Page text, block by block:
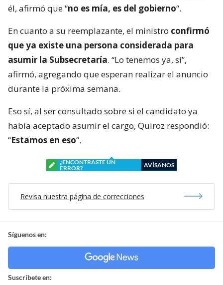
él, afirmó que “no es mía, es del gobierno“.
En cuanto a su reemplazante, el ministro confirmó
que ya existe una persona considerada para
asumir la Subsecretaría. “Lo tenemos ya, sí”,
afirmó, agregando que esperan realizar el anuncio
durante la próxima semana.
Eso sí, al ser consultado sobre si el candidato ya
había aceptado asumir el cargo, Quiroz respondió:
“Estamos en eso“.
¿ENCONTRASTE UN
ERROR?
AVÍSANOS
Revisa nuestra página de correcciones
Síguenos en:
Suscríbete en: